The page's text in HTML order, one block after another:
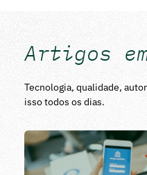
Artigos
Tecnologia, qualidade,
isso todos os dias.